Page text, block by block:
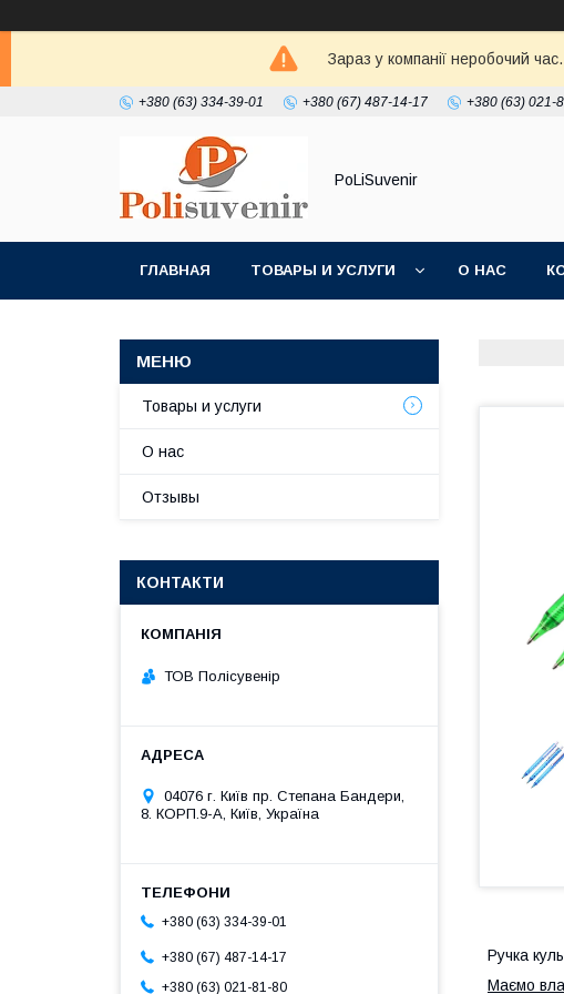
Зараз у компанії неробочий
+380 (63) 334-39-01 +380 (67) 487-14-17 +380 (63) 021-
PoLiSuvenir
ГЛАВНАЯ ТОВАРЫ И УСЛУГИ О НАС
Ручка
Маємо
Товары и услуги
О нас
Отзывы
КОНТАКТИ
ТОВ Полісувенір
04076 г. Київ пр. Степана Бандери,
8. КОРП.9-А, Київ, Україна
+380 (63) 334-39-01
+380 (67) 487-14-17
+380 (63) 021-81-80